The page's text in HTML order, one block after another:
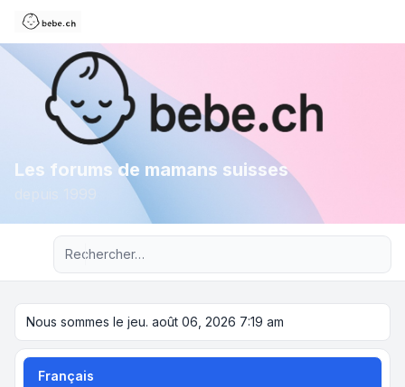
Les forums de mamans suisses
Recherche avancée
Nous sommes le jeu. août 06, 2026 7:19 am
Français